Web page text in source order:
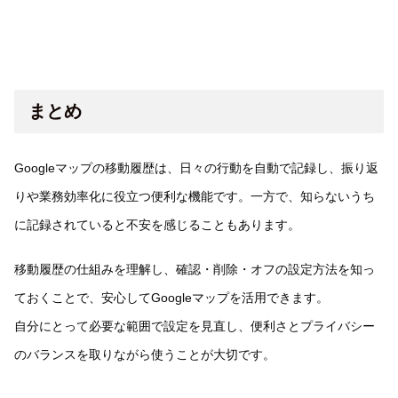
まとめ
Googleマップの移動履歴は、日々の行動を自動で記録し、振り返
りや業務効率化に役立つ便利な機能です。一方で、知らないうち
に記録されていると不安を感じることもあります。
移動履歴の仕組みを理解し、確認・削除・オフの設定方法を知っ
ておくことで、安心してGoogleマップを活用できます。
自分にとって必要な範囲で設定を見直し、便利さとプライバシー
のバランスを取りながら使うことが大切です。